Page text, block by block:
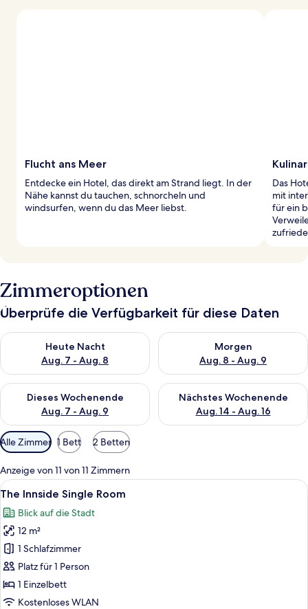
Flucht ans Meer
Entdecke ein Hotel, das direkt am Strand liegt. In der
Nähe kannst du tauchen, schnorcheln und
windsurfen, wenn du das Meer liebst.
Das
mit
für ein
Zimmeroptionen
Überprüfe die Verfügbarkeit für diese Daten
Heute Nacht
Aug. 7 - Aug. 8
Überprüfe die Verfügbarkeit für heute Nacht, Aug. 7 - Aug. 8.
Morgen
Aug. 8 - Aug. 9
Überprüfe die Verfügbarkeit
Dieses Wochenende
Aug. 7 - Aug. 9
Überprüfe die Verfügbarkeit für dieses Wochenende, Aug. 7
Nächstes Wochenende
Aug. 14 - Aug. 16
Überprüfe die Verfügbarkeit
Verfügbare
Filter
für
Zimmer
Alle Zimmer 1 Bett 2 Betten
Anzeige von 11 von 11 Zimmern
Alle
Fotos
für
The
Innside
Single
Room
anzeigen
Ein Hotelzimmer mit Bett,
3
The Innside Single Room
Blick auf die Stadt
12 m²
1 Schlafzimmer
Platz für 1 Person
1 Einzelbett
Kostenloses WLAN